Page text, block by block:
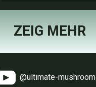
ZEIG MEHR
@ultimate-mushroom